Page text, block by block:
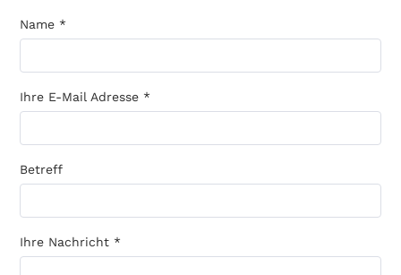
Name *
Ihre E-Mail Adresse *
Betreff
Ihre Nachricht *